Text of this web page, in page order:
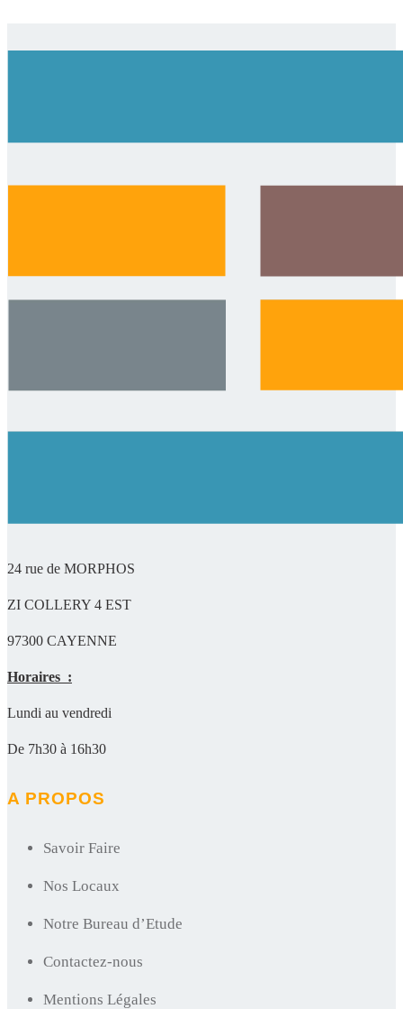
24 rue de MORPHOS
ZI COLLERY 4 EST
97300 CAYENNE
Horaires :
Lundi au vendredi
De 7h30 à 16h30
A PROPOS
Savoir Faire
Nos Locaux
Notre Bureau d’Etude
Contactez-nous
Mentions Légales